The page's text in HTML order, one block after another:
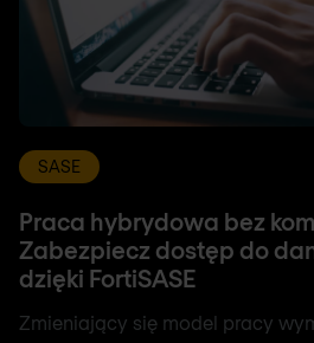
SASE
Praca hybrydowa bez
Zabezpiecz dostęp do
dzięki FortiSASE
Zmieniający się model pracy